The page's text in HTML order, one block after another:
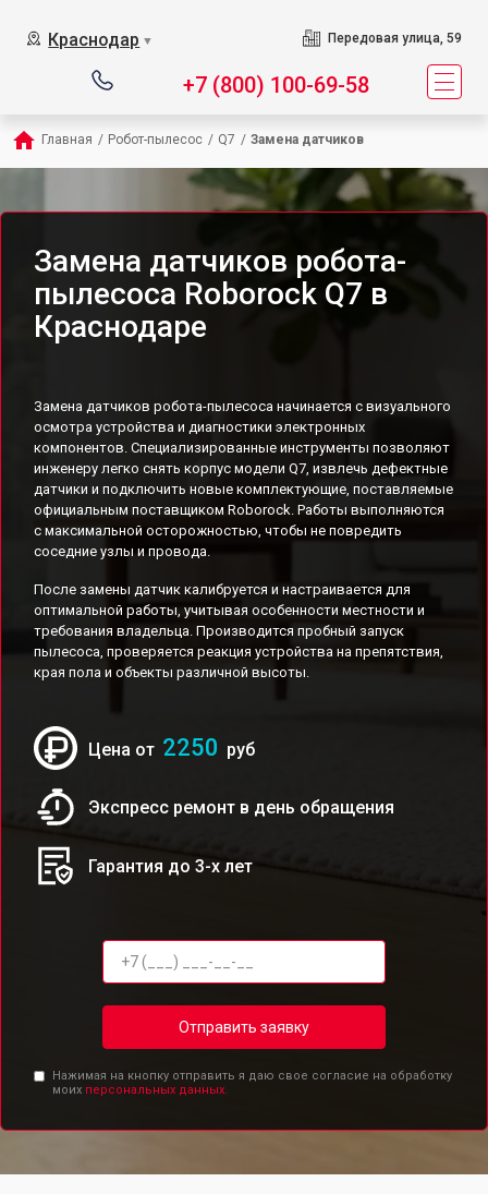
Краснодар ▼ Передовая улица, 59
+7 (800) 100-69-58
Главная / Робот-пылесос / Q7 / Замена датчиков
Замена датчиков робота-
пылесоса Roborock Q7 в
Краснодаре
Замена датчиков робота-пылесоса начинается с визуального
осмотра устройства и диагностики электронных
компонентов. Специализированные инструменты позволяют
инженеру легко снять корпус модели Q7, извлечь дефектные
датчики и подключить новые комплектующие, поставляемые
официальным поставщиком Roborock. Работы выполняются
с максимальной осторожностью, чтобы не повредить
соседние узлы и провода.
После замены датчик калибруется и настраивается для
оптимальной работы, учитывая особенности местности и
требования владельца. Производится пробный запуск
пылесоса, проверяется реакция устройства на препятствия,
края пола и объекты различной высоты.
Цена от 2250 руб
Экспресс ремонт в день обращения
Гарантия до 3-х лет
Отправить заявку
Нажимая на кнопку отправить я даю свое согласие на обработку
моих персональных данных.